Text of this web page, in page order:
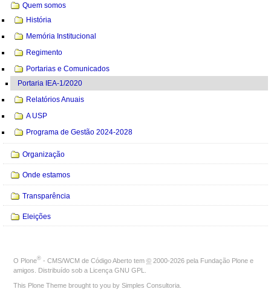
Quem somos
História
Memória Institucional
Regimento
Portarias e Comunicados
Portaria IEA-1/2020
Relatórios Anuais
A USP
Programa de Gestão 2024-2028
Organização
Onde estamos
Transparência
Eleições
O Plone® - CMS/WCM de Código Aberto tem © 2000-2026 pela Fundação Plone e
amigos. Distribuído sob a Licença GNU GPL
This Plone Theme brought to you by Simples Consultoria